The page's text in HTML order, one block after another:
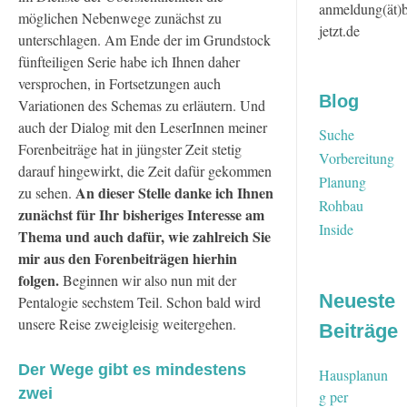
möglichen Nebenwege zunächst zu
unterschlagen. Am Ende der im Grundstock
fünfteiligen Serie habe ich Ihnen daher
versprochen, in Fortsetzungen auch
Variationen des Schemas zu erläutern. Und
auch der Dialog mit den LeserInnen meiner
Forenbeiträge hat in jüngster Zeit stetig
darauf hingewirkt, die Zeit dafür gekommen
zu sehen. An dieser Stelle danke ich Ihnen
zunächst für Ihr bisheriges Interesse am
Thema und auch dafür, wie zahlreich Sie
mir aus den Forenbeiträgen hierhin
folgen.Beginnen wir also nun mit der
Pentalogie sechstem Teil. Schon bald wird
unsere Reise zweigleisig weitergehen.
Der Wege gibt es mindestens
zwei
jetzt.de
Blog
Suche
Vorbereitung
Planung
Rohbau
Inside
Neueste
Beiträge
Hausplanun
g per